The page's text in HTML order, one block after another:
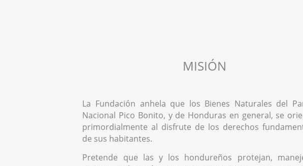
MISIÓN
La Fundación anhela que los Bienes Naturales del
Nacional Pico Bonito, y de Honduras en general, se
primordialmente al disfrute de los derechos
de sus habitantes.
Pretende que las y los hondureños protejan,